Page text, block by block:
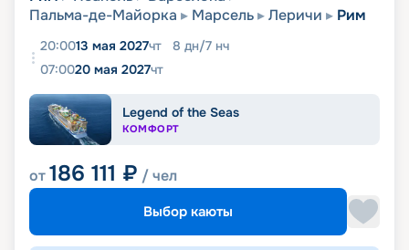
Пальма-де-Майорка
Марсель Леричи Рим
20:0013 мая 2027чт 8 дн/7 нч
07:0020 мая 2027чт
Legend of the Seas
КОМФОРТ
от186 111 ₽ / чел
Выбор каюты